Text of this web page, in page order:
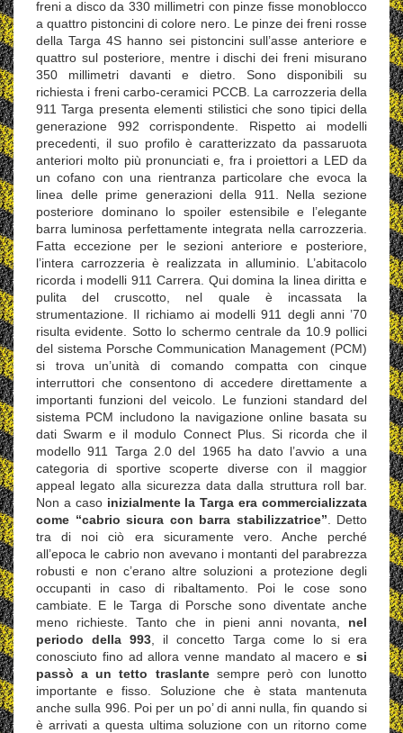
freni a disco da 330 millimetri con pinze fisse monoblocco
a quattro pistoncini di colore nero. Le pinze dei freni rosse
della Targa 4S hanno sei pistoncini sull’asse anteriore e
quattro sul posteriore, mentre i dischi dei freni misurano
350 millimetri davanti e dietro. Sono disponibili su
richiesta i freni carbo-ceramici PCCB. La carrozzeria della
911 Targa presenta elementi stilistici che sono tipici della
generazione 992 corrispondente. Rispetto ai modelli
precedenti, il suo profilo è caratterizzato da passaruota
anteriori molto più pronunciati e, fra i proiettori a LED da
un cofano con una rientranza particolare che evoca la
linea delle prime generazioni della 911. Nella sezione
posteriore dominano lo spoiler estensibile e l’elegante
barra luminosa perfettamente integrata nella carrozzeria.
Fatta eccezione per le sezioni anteriore e posteriore,
l’intera carrozzeria è realizzata in alluminio. L’abitacolo
ricorda i modelli 911 Carrera. Qui domina la linea diritta e
pulita del cruscotto, nel quale è incassata la
strumentazione. Il richiamo ai modelli 911 degli anni ’70
risulta evidente. Sotto lo schermo centrale da 10.9 pollici
del sistema Porsche Communication Management (PCM)
si trova un’unità di comando compatta con cinque
interruttori che consentono di accedere direttamente a
importanti funzioni del veicolo. Le funzioni standard del
sistema PCM includono la navigazione online basata su
dati Swarm e il modulo Connect Plus. Si ricorda che il
modello 911 Targa 2.0 del 1965 ha dato l’avvio a una
categoria di sportive scoperte diverse con il maggior
appeal legato alla sicurezza data dalla struttura roll bar.
Non a caso inizialmente la Targa era commercializzata
come “cabrio sicura con barra stabilizzatrice” . Detto
tra di noi ciò era sicuramente vero. Anche perché
all’epoca le cabrio non avevano i montanti del parabrezza
robusti e non c’erano altre soluzioni a protezione degli
occupanti in caso di ribaltamento. Poi le cose sono
cambiate. E le Targa di Porsche sono diventate anche
meno richieste. Tanto che in pieni anni novanta, nel
periodo della 993 , il concetto Targa come lo si era
conosciuto fino ad allora venne mandato al macero e si
passò a un tetto traslantesempre però con lunotto
importante e fisso. Soluzione che è stata mantenuta
anche sulla 996. Poi per un po’ di anni nulla, fin quando si
è arrivati a questa ultima soluzione con un ritorno come